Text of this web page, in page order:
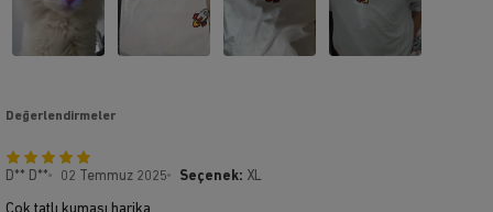
Değerlendirmeler
D** D** 02 Temmuz 2025 Seçenek: XL